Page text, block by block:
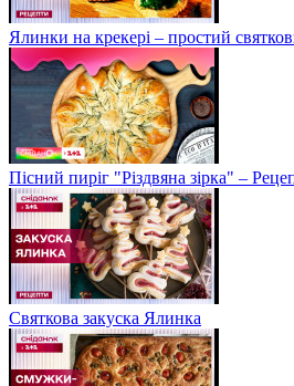
Ялинки на крекері – простий
Пісний пиріг "Різдвяна зірка" –
Святкова закуска Ялинка